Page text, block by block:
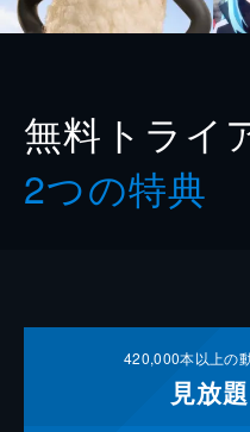
無料トライ
2つの特典
420,000本以上の
見放題